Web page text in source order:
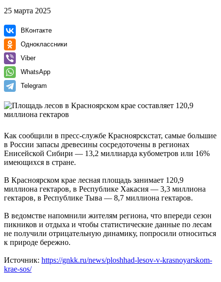
25 марта 2025
ВКонтакте
Одноклассники
Viber
WhatsApp
Telegram
Как сообщили в пресс-службе Красноярскстат, самые большие
в России запасы древесины сосредоточены в регионах
Енисейской Сибири — 13,2 миллиарда кубометров или 16%
имеющихся в стране.
В Красноярском крае лесная площадь занимает 120,9
миллиона гектаров, в Республике Хакасия — 3,3 миллиона
гектаров, в Республике Тыва — 8,7 миллиона гектаров.
В ведомстве напомнили жителям региона, что впереди сезон
пикников и отдыха и чтобы статистические данные по лесам
не получили отрицательную динамику, попросили относиться
к природе бережно.
Источник: https://gnkk.ru/news/ploshhad-lesov-v-krasnoyarskom-
krae-sos/